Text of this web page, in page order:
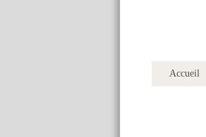
Accueil